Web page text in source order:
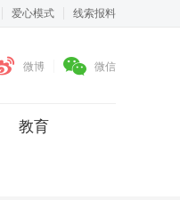
爱心模式 线索报料
微博 微信
教育